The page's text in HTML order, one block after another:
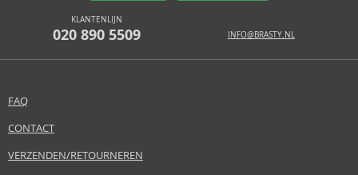
KLANTENLIJN
020 890 5509 INFO@BRASTY.NL
FAQ
CONTACT
VERZENDEN/RETOURNEREN